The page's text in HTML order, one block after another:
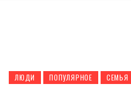
ЛЮДИ ПОПУЛЯРНОЕ СЕМЬЯ